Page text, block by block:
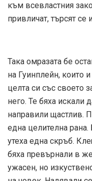
към всевластния
привличат, търсят се
Така омразата бе
на Гуинплейн, които
целта си със своето
него. Те бяха искали
направили щастлив.
една целителна
утеха една скръб.
бяха превърнали в
ужасен, но